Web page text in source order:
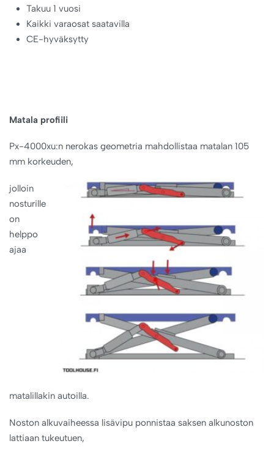
Takuu 1 vuosi
Kaikki varaosat saatavilla
CE-hyväksytty
Matala profiili
Px-4000xu:n nerokas geometria mahdollistaa matalan 105
mm korkeuden,
jolloin
nosturille
on
helppo
ajaa
matalillakin autoilla.
Noston alkuvaiheessa lisävipu ponnistaa saksen alkunoston
lattiaan tukeutuen,